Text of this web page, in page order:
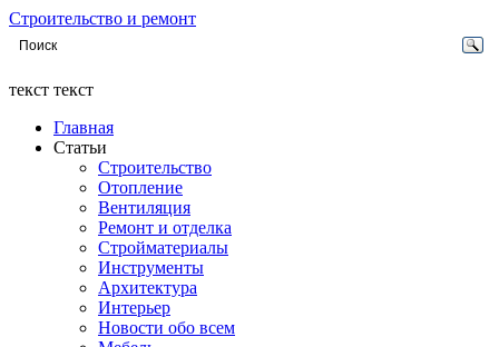
Строительство и ремонт
текст текст
Главная
Статьи
Строительство
Отопление
Вентиляция
Ремонт и отделка
Стройматериалы
Инструменты
Архитектура
Интерьер
Новости обо всем